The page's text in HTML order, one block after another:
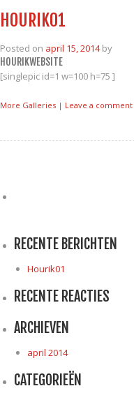
HOURIK01
Posted on april 15, 2014 by
HOURIKWEBSITE
[singlepic id=1 w=100 h=75 ]
More Galleries | Leave a comment
RECENTE BERICHTEN
Hourik01
RECENTE REACTIES
ARCHIEVEN
april 2014
CATEGORIEËN